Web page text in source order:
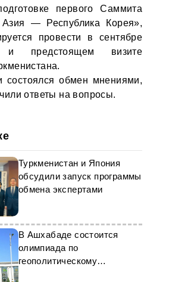
первого Саммита
Азия — Республика Корея»,
провести в сентябре
предстоящем визите
состоялся обмен мнениями,
ответы на вопросы.
Туркменистан и Япония
обсудили запуск программы
обмена экспертами
В Ашхабаде состоится
олимпиада по
геополитическому
моделированию